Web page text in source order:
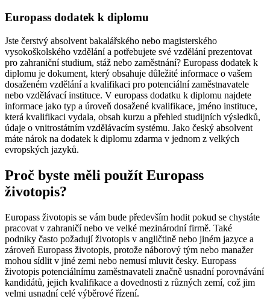
Europass dodatek k diplomu
Jste čerstvý absolvent bakalářského nebo magisterského
vysokoškolského vzdělání a potřebujete své vzdělání prezentovat
pro zahraniční studium, stáž nebo zaměstnání? Europass dodatek k
diplomu je dokument, který obsahuje důležité informace o vašem
dosaženém vzdělání a kvalifikaci pro potenciální zaměstnavatele
nebo vzdělávací instituce. V europass dodatku k diplomu najdete
informace jako typ a úroveň dosažené kvalifikace, jméno instituce,
která kvalifikaci vydala, obsah kurzu a přehled studijních výsledků,
údaje o vnitrostátním vzdělávacím systému. Jako český absolvent
máte nárok na dodatek k diplomu zdarma v jednom z velkých
evropských jazyků.
Proč byste měli použít Europass
životopis?
Europass životopis se vám bude především hodit pokud se chystáte
pracovat v zahraničí nebo ve velké mezinárodní firmě. Také
podniky často požadují životopis v angličtině nebo jiném jazyce a
zároveň Europass životopis, protože náborový tým nebo manažer
mohou sídlit v jiné zemi nebo nemusí mluvit česky. Europass
životopis potenciálnímu zaměstnavateli značně usnadní porovnávání
kandidátů, jejich kvalifikace a dovednosti z různých zemí, což jim
velmi usnadní celé výběrové řízení.